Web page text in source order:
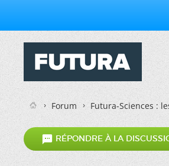
Forum Futura-Sciences :
 RÉPONDRE À LA